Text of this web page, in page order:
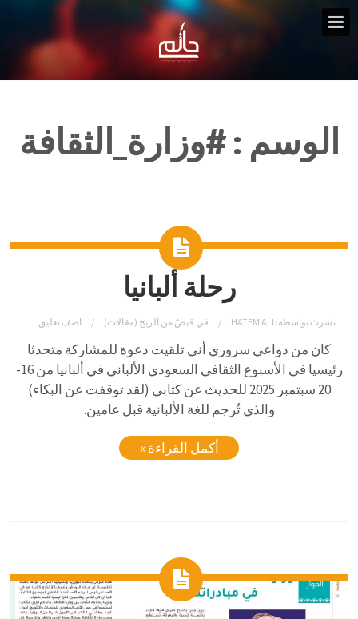
الوسم :#وزارة_الثقافة
رحلة ألبانيا
نشرت بواسطة: HATEM ALI في قبضٌ من الريح (مقالات) اضف تعليق
كان من دواعي سروري أني تلقيت دعوة للمشاركة متحدثا
رئيسيا في الأسبوع الثقافي السعودي الألباني في ألبانيا من 16-
20 سبتمبر 2025 للحديث عن كتابي (لقد توقفت عن البكاء)
والذي تُرجم للغة الألبانية قبل عامين.
أكمل القراءة »